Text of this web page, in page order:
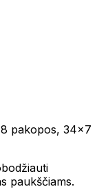
8 pakopos, 34x7
paukščiams.